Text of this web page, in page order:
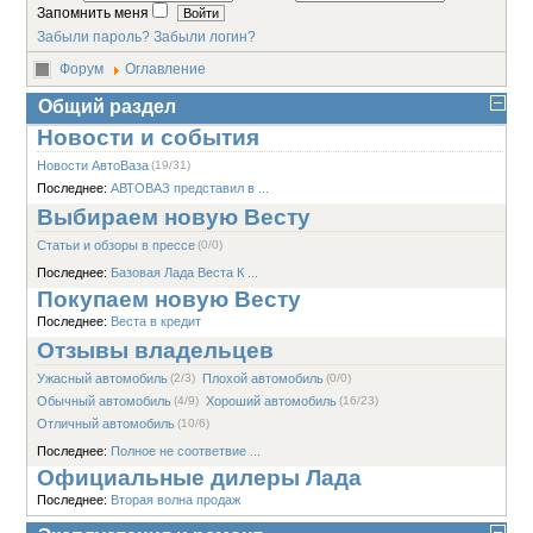
Запомнить меня
Забыли пароль? Забыли логин?
Форум
Оглавление
Общий раздел
Новости и события
Новости АвтоВаза(19/31)
Последнее: АВТОВАЗ представил в ...
Выбираем новую Весту
Статьи и обзоры в прессе(0/0)
Последнее: Базовая Лада Веста К ...
Покупаем новую Весту
Последнее: Веста в кредит
Отзывы владельцев
Ужасный автомобиль(2/3) Плохой автомобиль(0/0)
Обычный автомобиль(4/9) Хороший автомобиль(16/23)
Отличный автомобиль(10/6)
Последнее: Полное не соответвие ...
Официальные дилеры Лада
Последнее: Вторая волна продаж